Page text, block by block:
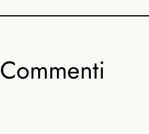
Commenti